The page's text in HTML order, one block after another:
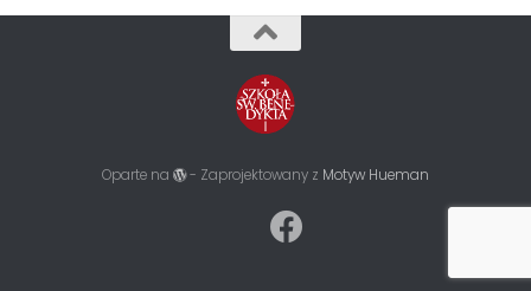
Oparte na - Zaprojektowany z Motyw Hueman